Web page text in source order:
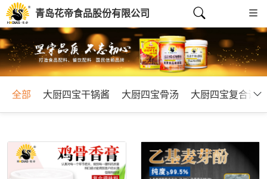
青岛花帝食品股份有限公司
全部 大厨四宝干锅酱 大厨四宝骨汤 大厨四宝复合调